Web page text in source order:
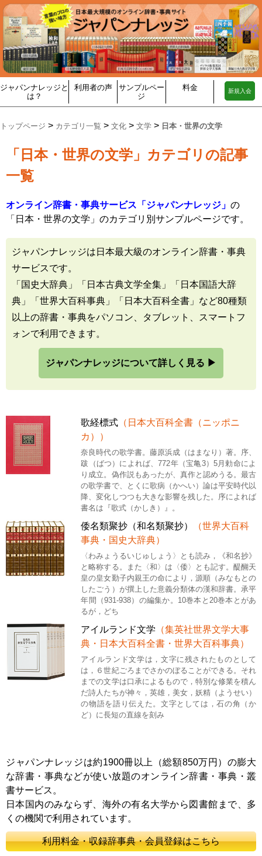
ジャパンナレッジと
は？
利用者の声
サンプルペー
ジ
料金 新規入会
トップページ > カテゴリ一覧 > 文化 > 文学 > 日本・世界の文学
「日本・世界の文学」カテゴリの記事
一覧
オンライン辞書・事典サービス「ジャパンナレッジ」 の
「日本・世界の文学」のカテゴリ別サンプルページです。
ジャパンナレッジは日本最大級のオンライン辞書・事典
サービスです。
「国史大辞典」「日本古典文学全集」「日本国語大辞
典」「世界大百科事典」「日本大百科全書」など80種類
以上の辞書・事典をパソコン、タブレット、スマートフ
ォンで利用できます。
ジャパンナレッジについて詳しく見る ▶
歌経標式 （日本大百科全書（ニッポニ
カ））
奈良時代の歌学書。藤原浜成（はまなり）著。序、
跋（ばつ）によれば、772年（宝亀3）5月勅命によ
り成立。偽作説もあったが、真作と認めうる。最古
の歌学書で、とくに歌病（かへい）論は平安時代以
降、変化しつつも大きな影響を残した。序によれば
書名は『歌式（かしき）』。
倭名類聚抄（和名類聚抄）
（世界大百科
事典・国史大辞典）
〈わみょうるいじゅしょう〉とも読み，《和名抄》
と略称する。また〈和〉は〈倭〉とも記す。醍醐天
皇の皇女勤子内親王の命により，源順（みなもとの
したごう）が撰上した意義分類体の漢和辞書。承平
年間（931-938）の編集か。10巻本と20巻本とがあ
るが，どち
アイルランド文学 （集英社世界文学大事
典・日本大百科全書・世界大百科事典）
アイルランド文学は，文字に残されたものとして
は，６世紀ごろまでさかのぼることができる。それ
までの文学は口承によるもので，特別な修業を積ん
だ詩人たちが神々，英雄，美女，妖精（ようせい）
の物語を語り伝えた。文字としては，石の角（か
ど）に長短の直線を刻み
ジャパンナレッジは約1900冊以上（総額850万円）の膨大
な辞書・事典などが使い放題のオンライン辞書・事典・叢
書サービス。
日本国内のみならず、海外の有名大学から図書館まで、多
くの機関で利用されています。
利用料金・収録辞事典・会員登録はこちら